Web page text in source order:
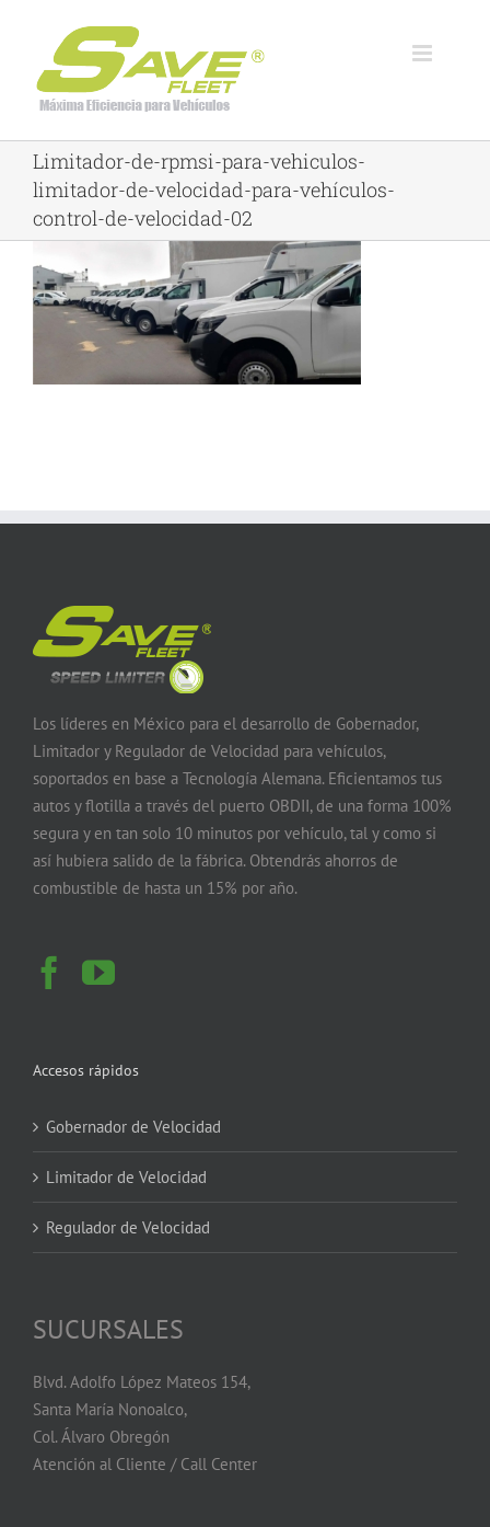
content
Limitador-de-rpmsi-para-vehiculos-
limitador-de-velocidad-para-vehículos-
control-de-velocidad-02
Los líderes en México para el desarrollo de Gobernador,
Limitador y Regulador de Velocidad para vehículos,
soportados en base a Tecnología Alemana. Eficientamos tus
autos y flotilla a través del puerto OBDII, de una forma 100%
segura y en tan solo 10 minutos por vehículo, tal y como si
así hubiera salido de la fábrica. Obtendrás ahorros de
combustible de hasta un 15% por año.
Accesos rápidos
Gobernador de Velocidad
Limitador de Velocidad
Regulador de Velocidad
SUCURSALES
Blvd. Adolfo López Mateos 154,
Santa María Nonoalco,
Col. Álvaro Obregón
Atención al Cliente / Call Center